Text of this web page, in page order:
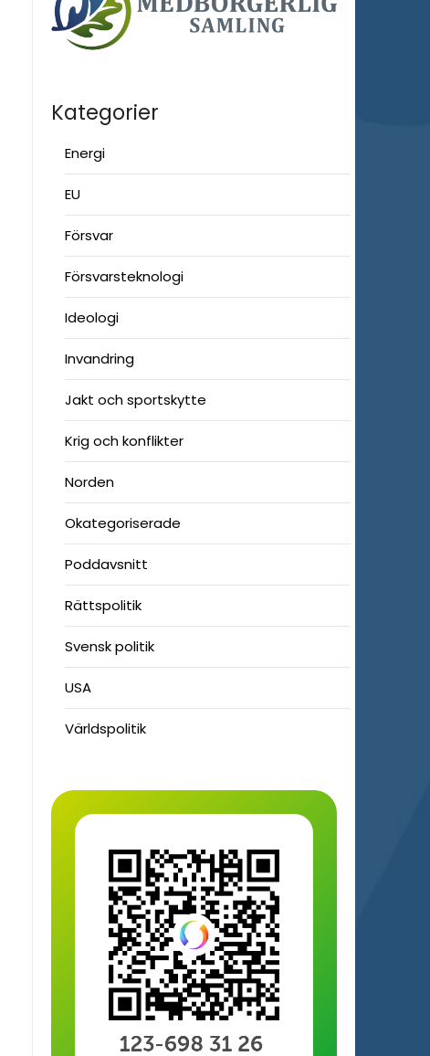
Kategorier
Energi
EU
Försvar
Försvarsteknologi
Ideologi
Invandring
Jakt och sportskytte
Krig och konflikter
Norden
Okategoriserade
Poddavsnitt
Rättspolitik
Svensk politik
USA
Världspolitik